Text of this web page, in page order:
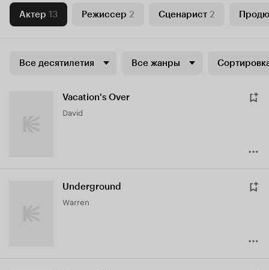
Актер 13 Режиссер 2 Сценарист 2
Все десятилетия Все жанры
Vacation's Over
David
Underground
Warren